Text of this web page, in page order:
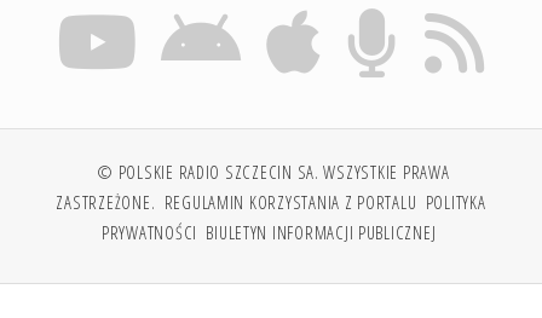
© POLSKIE RADIO SZCZECIN SA. WSZYSTKIE PRAWA
ZASTRZEŻONE. REGULAMIN KORZYSTANIA Z PORTALU POLITYKA
PRYWATNOŚCI BIULETYN INFORMACJI PUBLICZNEJ